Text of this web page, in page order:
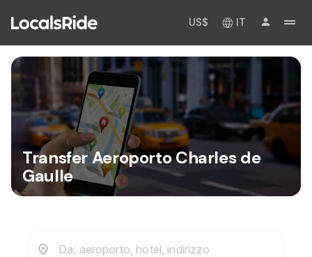
US$ IT
Transfer Aeroporto Charles de
Gaulle
Da: aeroporto, hotel, indirizzo